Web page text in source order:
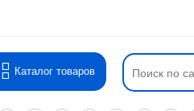
Каталог товаров